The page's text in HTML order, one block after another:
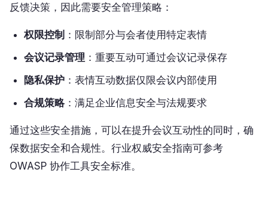
反馈决策，因此需要安全管理策略：
权限控制 ：限制部分与会者使用特定表情
会议记录管理 ：重要互动可通过会议记录保存
隐私保护 ：表情互动数据仅限会议内部使用
合规策略：满足企业信息安全与法规要求
通过这些安全措施，可以在提升会议互动性的同时，确
保数据安全和合规性。行业权威安全指南可参考
OWASP 协作工具安全标准。